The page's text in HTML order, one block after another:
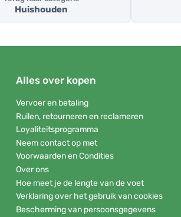
Huishouden
Alles over kopen
Vervoer en betaling
Ruilen, retourneren en reclameren
Loyaliteitsprogramma
Neem contact op met
Voorwaarden en Condities
Over ons
Hoe meet je de lengte van de voet
Verklaring over het gebruik van cookies
Bescherming van persoonsgegevens